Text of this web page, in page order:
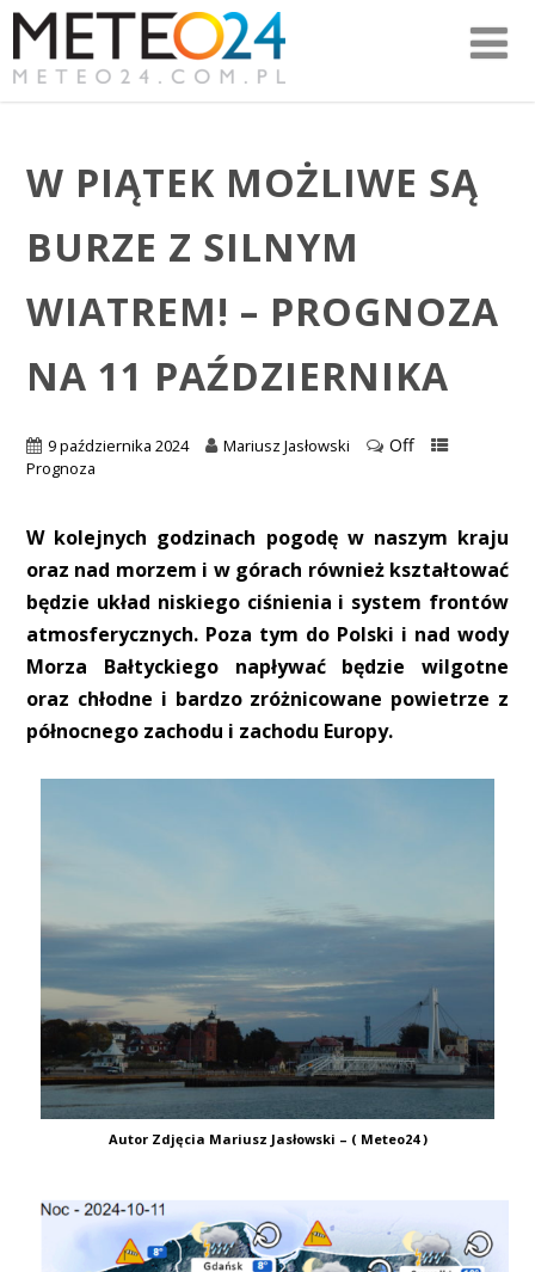
W PIĄTEK MOŻLIWE SĄ
BURZE Z SILNYM
WIATREM! – PROGNOZA
NA 11 PAŹDZIERNIKA
9 października 2024 Mariusz Jasłowski Off
Prognoza
W kolejnych godzinach pogodę w naszym kraju
oraz nad morzem i w górach również kształtować
będzie układ niskiego ciśnienia i system frontów
atmosferycznych. Poza tym do Polski i nad wody
Morza Bałtyckiego napływać będzie wilgotne
oraz chłodne i bardzo zróżnicowane powietrze z
północnego zachodu i zachodu Europy.
Autor Zdjęcia Mariusz Jasłowski – ( Meteo24 )